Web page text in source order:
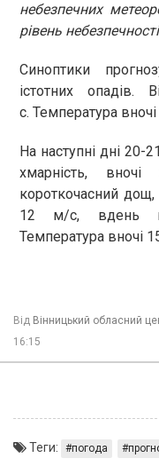
небезпечних
рівень
Синоптики
істотних опадів.
с. Температура
На наступні дні 20-
хмарність,
короткочасний дощ,
12 м/с, вдень
Температура вночі
Від Вінницький обласний
16:15
Теги: погода